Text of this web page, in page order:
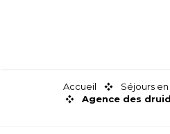
Accueil Séjours
Agence des